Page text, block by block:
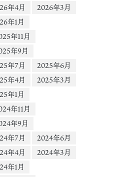
supported or source(s) not found
年4月
2026年3月
年1月
年11月
年9月
年7月
2025年6月
年4月
2025年3月
年1月
年11月
年9月
年7月
2024年6月
年4月
2024年3月
年1月